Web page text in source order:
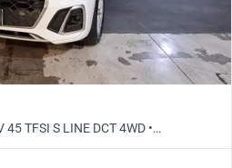
TFSI S LINE DCT 4WD •